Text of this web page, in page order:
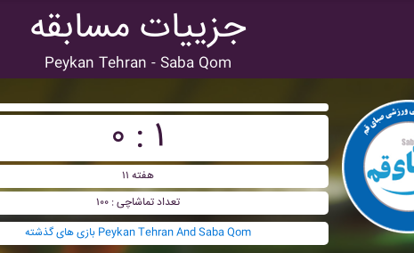
جزییات مسابقه
Peykan Tehran - Saba Qom
۰ : ۱
هفته ۱۱
تعداد تماشاچی : ۱۰۰
بازی های گذشته Peykan Tehran And Saba Qom